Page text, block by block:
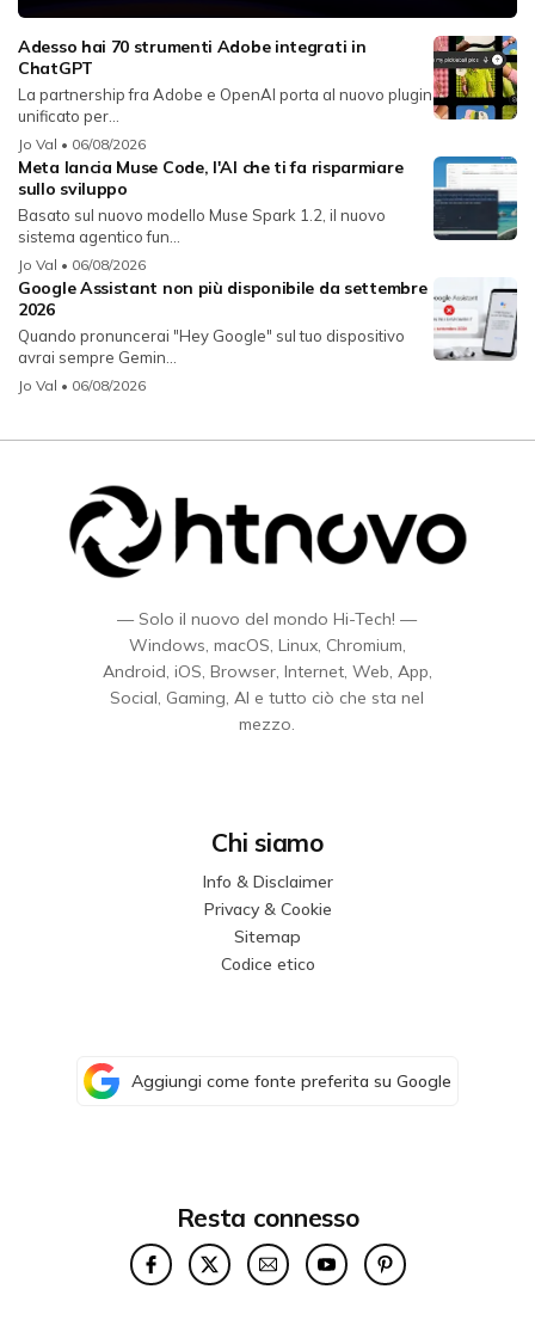
Adesso hai 70 strumenti Adobe integrati in
ChatGPT
La partnership fra Adobe e OpenAI porta al nuovo plugin
unificato per...
Jo Val • 06/08/2026
Meta lancia Muse Code, l'AI che ti fa risparmiare
sullo sviluppo
Basato sul nuovo modello Muse Spark 1.2, il nuovo
sistema agentico fun...
Jo Val • 06/08/2026
Google Assistant non più disponibile da settembre
2026
Quando pronuncerai "Hey Google" sul tuo dispositivo
avrai sempre Gemin...
Jo Val • 06/08/2026
— Solo il nuovo del mondo Hi-Tech! —
Windows, macOS, Linux, Chromium,
Android, iOS, Browser, Internet, Web, App,
Social, Gaming, AI e tutto ciò che sta nel
mezzo.
Chi siamo
Info & Disclaimer
Privacy & Cookie
Sitemap
Codice etico
Aggiungi come fonte preferita su Google
Resta connesso